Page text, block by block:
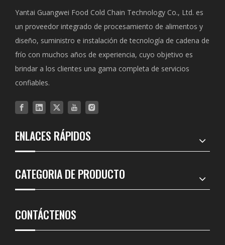
Yantai Guangwei Food Cold Chain Technology Co., Ltd. es
un proveedor integrado de procesamiento de alimentos y
diseño, suministro e instalación de tecnología de cadena de
frío con muchos años de experiencia, cuyo objetivo es
brindar a los clientes una gama completa de servicios
confiables.
ENLACES RÁPIDOS
CATEGORIA DE PRODUCTO
CONTÁCTENOS